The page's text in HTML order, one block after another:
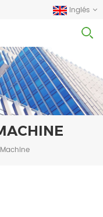
Inglés